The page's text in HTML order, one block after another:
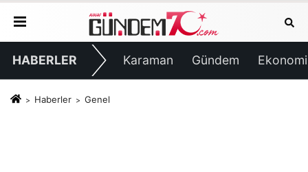
HABERLER Karaman Gündem Ekonomi
Haberler Genel